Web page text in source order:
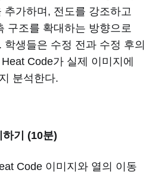
추가하며, 전도를 강조하고
구조를 확대하는 방향으로
학생들은 수정 전과 수정 후의
Code가 실제 이미지에
분석한다.
하기 (10분)
Code 이미지와 열의 이동